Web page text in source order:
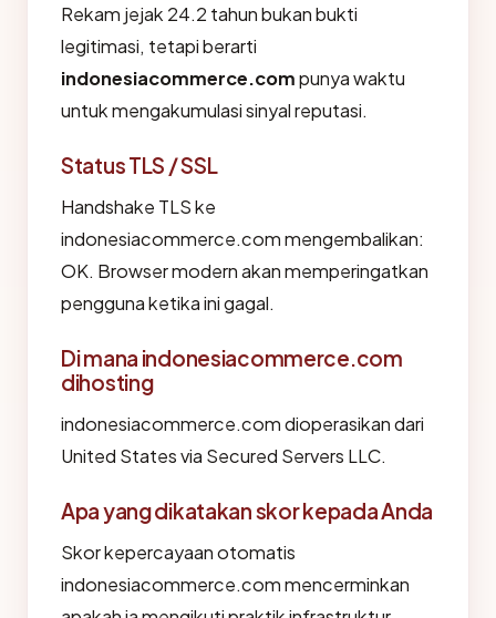
Rekam jejak 24.2 tahun bukan bukti
legitimasi, tetapi berarti
indonesiacommerce.compunya waktu
untuk mengakumulasi sinyal reputasi.
Status TLS / SSL
Handshake TLS ke
indonesiacommerce.com mengembalikan:
OK. Browser modern akan memperingatkan
pengguna ketika ini gagal.
Di mana indonesiacommerce.com
dihosting
indonesiacommerce.com dioperasikan dari
United States via Secured Servers LLC.
Apa yang dikatakan skor kepada Anda
Skor kepercayaan otomatis
indonesiacommerce.com mencerminkan